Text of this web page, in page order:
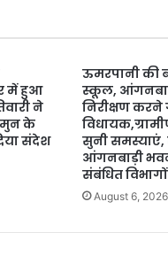
में हुआ
ने
के
संदेश
ऊमरपानी की
स्कूल,
निरीक्षण
सुनी समस्याएं,
आंगनबाड़ी
संबंधित
August 6, 2026